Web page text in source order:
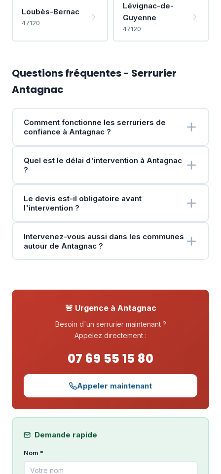
Loubès-Bernac
47120
Lévignac-de-
Guyenne
47120
Questions fréquentes - Serrurier
Antagnac
Comment fonctionne les serruriers de
confiance à Antagnac ?
Quel est le délai d'intervention à Antagnac
?
Le devis est-il obligatoire avant
l'intervention ?
Intervenez-vous aussi dans les communes
autour de Antagnac ?
🚨 Urgence à Antagnac
Besoin d'un serrurier maintenant ?
Appelez directement :
07 69 55 15 80
Appeler maintenant
Demande rapide
Nom *